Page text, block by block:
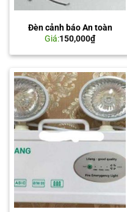
Đèn cảnh báo An toàn
Giá:150,000₫